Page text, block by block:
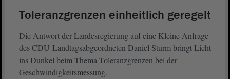
Toleranzgrenzen einheitlich geregelt
Die Antwort der Landesregierung auf eine Kleine Anfrage
des CDU-Landtagsabgeordneten Daniel Sturm bringt Licht
ins Dunkel beim Thema Toleranzgrenzen bei der
Geschwindigkeitsmessung.